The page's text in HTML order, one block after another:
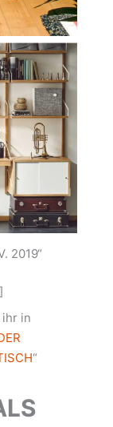
2019“
in
“